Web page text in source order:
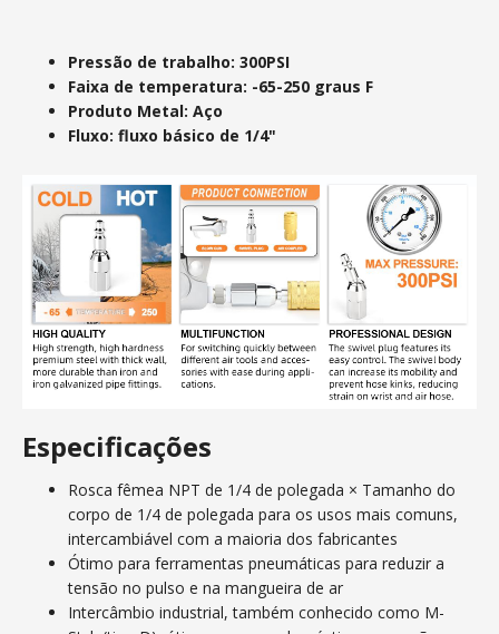
Pressão de trabalho: 300PSI
Faixa de temperatura: -65-250 graus F
Produto Metal: Aço
Fluxo: fluxo básico de 1/4"
Especificações
Rosca fêmea NPT de 1/4 de polegada × Tamanho do
corpo de 1/4 de polegada para os usos mais comuns,
intercambiável com a maioria dos fabricantes
Ótimo para ferramentas pneumáticas para reduzir a
tensão no pulso e na mangueira de ar
Intercâmbio industrial, também conhecido como M-